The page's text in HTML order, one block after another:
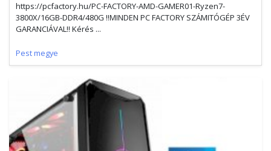
https://pcfactory.hu/PC-FACTORY-AMD-GAMER01-Ryzen7-
3800X/16GB-DDR4/480G !!MINDEN PC FACTORY SZÁMITÓGÉP 3ÉV
GARANCIÁVAL!! Kérés ...
Pest megye